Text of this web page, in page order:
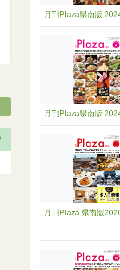
月刊Plaza県南版
月刊Plaza県南版
月刊Plaza 県南版